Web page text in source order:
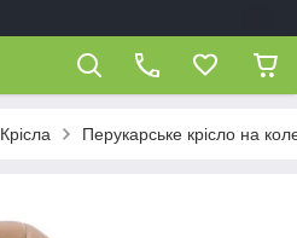
Крісла Перукарське крісло на